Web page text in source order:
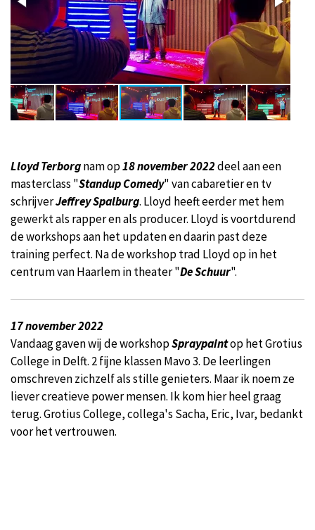
Lloyd Terborgnam op18 november 2022deel aan een
masterclass "Standup Comedy" van cabaretier en tv
schrijverJeffrey Spalburg. Lloyd heeft eerder met hem
gewerkt als rapper en als producer. Lloyd is voortdurend
de workshops aan het updaten en daarin past deze
training perfect. Na de workshop trad Lloyd op in het
centrum van Haarlem in theater "De Schuur".
17 november 2022
Vandaag gaven wij de workshopSpraypaintop het Grotius
College in Delft. 2 fijne klassen Mavo 3. De leerlingen
omschreven zichzelf als stille genieters. Maar ik noem ze
liever creatieve power mensen. Ik kom hier heel graag
terug. Grotius College, collega's Sacha, Eric, Ivar, bedankt
voor het vertrouwen.